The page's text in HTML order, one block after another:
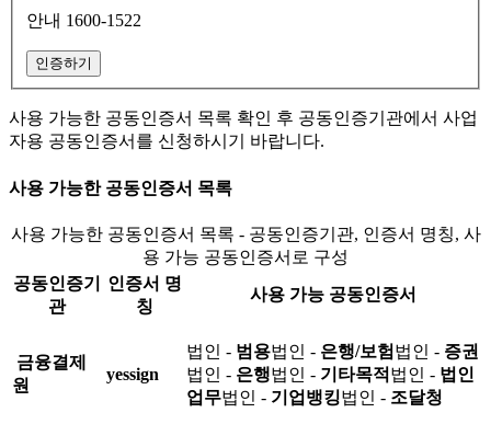
안내 1600-1522
인증하기
사용 가능한 공동인증서 목록 확인 후 공동인증기관에서 사업
자용 공동인증서를 신청하시기 바랍니다.
사용 가능한 공동인증서 목록
사용 가능한 공동인증서 목록 - 공동인증기관, 인증서 명칭, 사
용 가능 공동인증서로 구성
공동인증기
관
인증서 명
칭
사용 가능 공동인증서
금융결제
원
yessign
법인 - 범용법인 - 은행/보험 법인 - 증권
법인 - 은행법인 - 기타목적 법인 - 법인
업무법인 - 기업뱅킹법인 - 조달청